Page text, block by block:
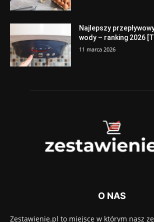
Najlepszy
wody – ranking 2026
11 marca 2026
O NAS
Zestawienie.pl to miejsce w którym nasz